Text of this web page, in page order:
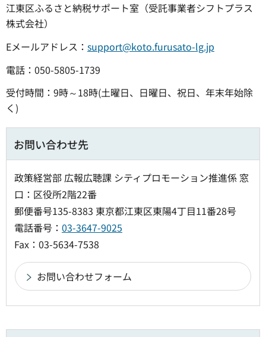
江東区ふるさと納税サポート室（受託事業者シフトプラス
株式会社）
Eメールアドレス： support@koto.furusato-lg.jp
電話：050-5805-1739
受付時間：9時～18時(土曜日、日曜日、祝日、年末年始除
く)
お問い合わせ先
政策経営部 広報広聴課 シティプロモーション推進係 窓
口：区役所2階22番
郵便番号135-8383 東京都江東区東陽4丁目11番28号
電話番号： 03-3647-9025
Fax：03-5634-7538